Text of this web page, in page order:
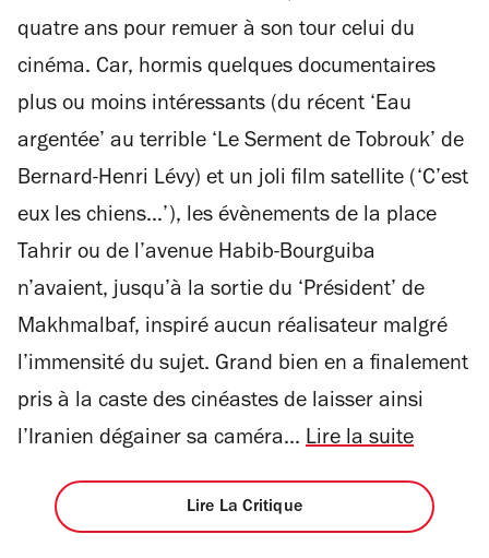
quatre ans pour remuer à son tour celui du
cinéma. Car, hormis quelques documentaires
plus ou moins intéressants (du récent ‘Eau
argentée’ au terrible ‘Le Serment de Tobrouk’ de
Bernard-Henri Lévy) et un joli film satellite (‘C’est
eux les chiens…’), les évènements de la place
Tahrir ou de l’avenue Habib-Bourguiba
n’avaient, jusqu’à la sortie du ‘Président’ de
Makhmalbaf, inspiré aucun réalisateur malgré
l’immensité du sujet. Grand bien en a finalement
pris à la caste des cinéastes de laisser ainsi
l’Iranien dégainer sa caméra... Lire la suite
Lire La Critique